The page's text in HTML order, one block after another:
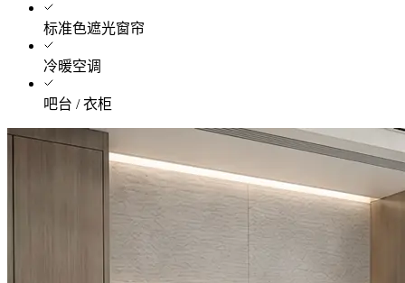
标准色遮光窗帘
冷暖空调
吧台 / 衣柜